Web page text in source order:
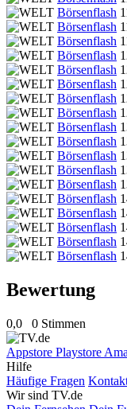
Börsenflash
Börsenflash
Börsenflash
Börsenflash
Börsenflash
Börsenflash
Börsenflash
Börsenflash
Börsenflash
Börsenflash
Börsenflash
Börsenflash
Börsenflash
Börsenflash
Börsenflash
Börsenflash
Börsenflash
Börsenflash
Bewertung
0,0 0 Stimmen
Appstore Playstore
Hilfe
Häufige Fragen
Wir sind TV.de